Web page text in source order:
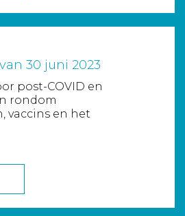
30 juni 2023
post-COVID en
rondom
vaccins en het